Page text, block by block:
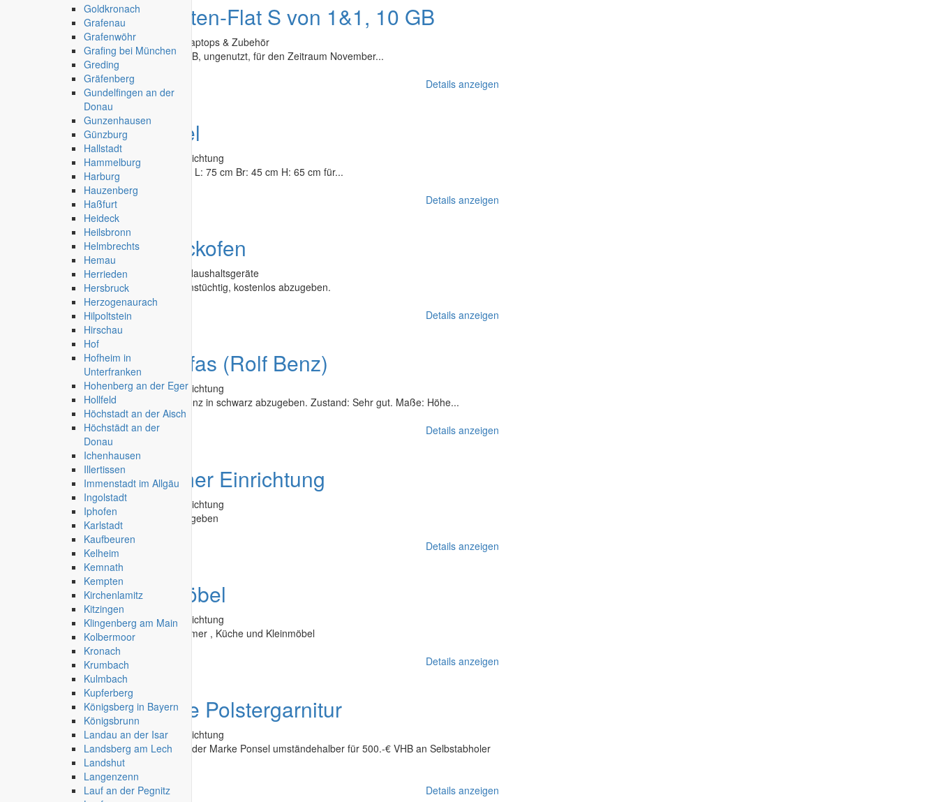
Goldkronach
Grafenau
Grafenwöhr
Grafing bei München
Greding
Gräfenberg
Gundelfingen an der
Donau
Gunzenhausen
Günzburg
Hallstadt
Hammelburg
Harburg
Hauzenberg
Haßfurt
Heideck
Heilsbronn
Helmbrechts
Hemau
Herrieden
Hersbruck
Herzogenaurach
Hilpoltstein
Hirschau
Hof
Hofheim in
Unterfranken
Hohenberg an der Eger
Hollfeld
Höchstadt an der Aisch
Höchstädt an der
Donau
Ichenhausen
Illertissen
Immenstadt im Allgäu
Ingolstadt
Iphofen
Karlstadt
Kaufbeuren
Kelheim
Kemnath
Kempten
Kirchenlamitz
Kitzingen
Klingenberg am Main
Kolbermoor
Kronach
Krumbach
Kulmbach
Kupferberg
Königsberg in Bayern
Königsbrunn
Landau an der Isar
Landsberg am Lech
Landshut
Langenzenn
Lauf an der Pegnitz
Angebotmobile Daten-Flat S von 1&1, 10 GB
Second Hand - Flohmarkt»Computer, Laptops & Zubehör
biete mobile Daten-Flat S bei 1 & 1, 10 GB, ungenutzt, für den Zeitraum November...
16.11.2025 Details anzeigen
AngebotKleinmöbel
Second Hand - Flohmarkt»Möbel & Einrichtung
kl. Eichenschränkchen mit 2 Schubladen, L: 75 cm Br: 45 cm H: 65 cm für...
26.09.2025 Details anzeigen
AngebotEinbaubackofen
Second Hand - Flohmarkt
Haushalt & Haushaltsgeräte
Einbaubackofen: Standardmaße, funktionstüchtig, kostenlos abzugeben.
- 17.07.2025 Details anzeigen
Angebot2 Ledersofas (Rolf Benz)
Second Hand - Flohmarkt» Möbel & Einrichtung
2 zweisitzige Leder-Sofas der Fa. Rolf Benz in schwarz abzugeben. Zustand: Sehr gut. Maße: Höhe...
15.06.2025 Details anzeigen
AngebotBadezimmer Einrichtung
Second Hand - Flohmarkt
Möbel & Einrichtung
Komplette Badezimmer Einrichtung abzugeben
-29.03.2025 Details anzeigen
Angebotdiverse Möbel
Second Hand - Flohmarkt»Möbel & Einrichtung
Verkaufe günstig Ess - Schlaf - Wohnzimmer , Küche und Kleinmöbel
07.03.2025 Details anzeigen
Angebot neuwertige Polstergarnitur
Second Hand - Flohmarkt» Möbel & Einrichtung
am 20.11.2024 gelieferte Polstergarnitur der Marke Ponsel umständehalber für 500.-€ VHB an Selbstabholer
05.03.2025 Details anzeigen